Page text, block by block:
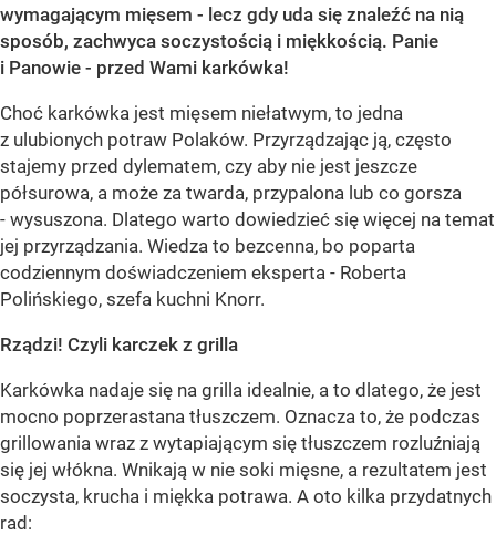
wymagającym mięsem - lecz gdy uda się znaleźć na nią
sposób, zachwyca soczystością i miękkością. Panie
i Panowie - przed Wami karkówka!
Choć karkówka jest mięsem niełatwym, to jedna
z ulubionych potraw Polaków. Przyrządzając ją, często
stajemy przed dylematem, czy aby nie jest jeszcze
półsurowa, a może za twarda, przypalona lub co gorsza
- wysuszona. Dlatego warto dowiedzieć się więcej na temat
jej przyrządzania. Wiedza to bezcenna, bo poparta
codziennym doświadczeniem eksperta - Roberta
Polińskiego, szefa kuchni Knorr.
Rządzi! Czyli karczek z grilla
Karkówka nadaje się na grilla idealnie, a to dlatego, że jest
mocno poprzerastana tłuszczem. Oznacza to, że podczas
grillowania wraz z wytapiającym się tłuszczem rozluźniają
się jej włókna. Wnikają w nie soki mięsne, a rezultatem jest
soczysta, krucha i miękka potrawa. A oto kilka przydatnych
rad: